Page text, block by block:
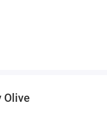
Olive